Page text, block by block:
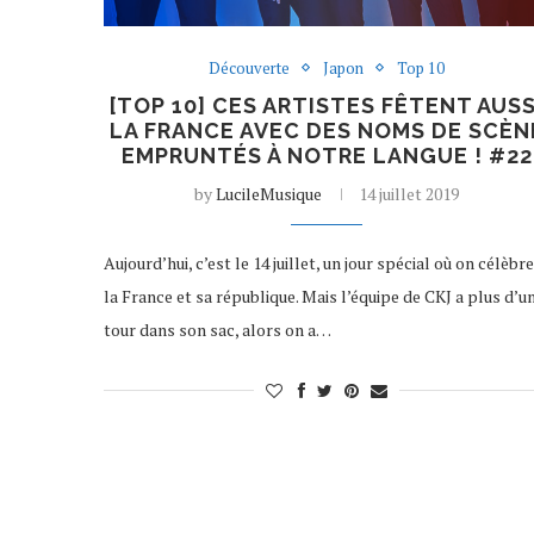
Découverte Japon Top 10
[TOP 10] CES ARTISTES FÊTENT
LA FRANCE AVEC DES NOMS DE
EMPRUNTÉS À NOTRE LANGUE ! #22
byLucileMusique 14 juillet 2019
Aujourd’hui, c’est le 14 juillet, un jour spécial où on célèbre
la France et sa république. Mais l’équipe de CKJ a plus
tour dans son sac, alors on a…